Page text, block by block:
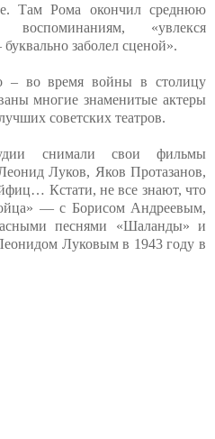
Там Рома окончил среднюю
«увлекся
заболел сценой».
– во время войны в столицу
многие знаменитые актеры
советских театров.
снимали свои фильмы
Луков, Яков Протазанов,
Кстати, не все знают, что
— с Борисом Андреевым,
песнями «Шаланды» и
Луковым в 1943 году в